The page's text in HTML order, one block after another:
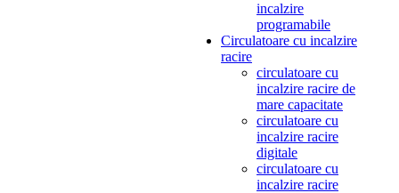
incalzire
programabile
Circulatoare cu incalzire
racire
circulatoare cu
incalzire racire de
mare capacitate
circulatoare cu
incalzire racire
digitale
circulatoare cu
incalzire racire